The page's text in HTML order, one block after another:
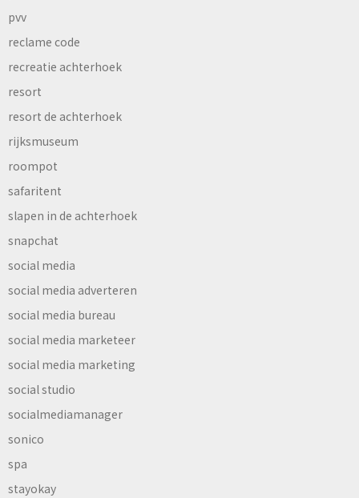
pvv
reclame code
recreatie achterhoek
resort
resort de achterhoek
rijksmuseum
roompot
safaritent
slapen in de achterhoek
snapchat
social media
social media adverteren
social media bureau
social media marketeer
social media marketing
social studio
socialmediamanager
sonico
spa
stayokay